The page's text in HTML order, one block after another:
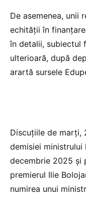
De asemenea, unii
echității în
în detalii, subiectul
ulterioară, după
arartă sursele
Discuțiile de marți,
demisiei
decembrie 2025 și
premierul Ilie
numirea unui